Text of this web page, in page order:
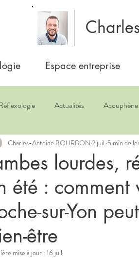
Espace entreprise
Actualités Acouphène
lourdes,
été : comment
sur-Yon
être
Charles-Antoine BOURBON 2 juil. 5 min de
mise à jour : 16 juil.